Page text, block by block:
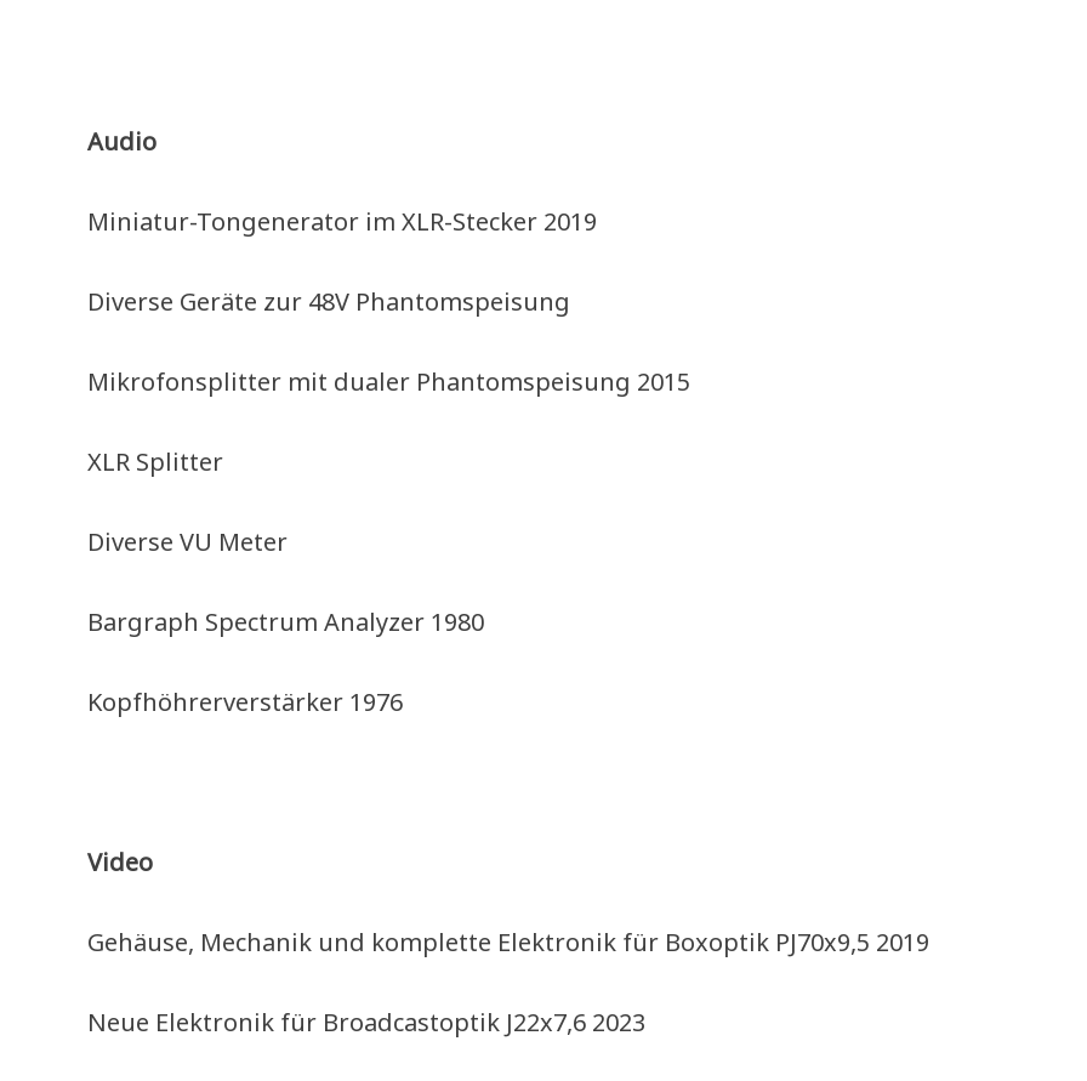
Audio
Miniatur-Tongenerator im XLR-Stecker 2019
Diverse Geräte zur 48V Phantomspeisung
Mikrofonsplitter mit dualer Phantomspeisung 2015
XLR Splitter
Diverse VU Meter
Bargraph Spectrum Analyzer 1980
Kopfhöhrerverstärker 1976
Video
Gehäuse, Mechanik und komplette Elektronik für Boxoptik PJ70x9,5 2019
Neue Elektronik für Broadcastoptik J22x7,6 2023